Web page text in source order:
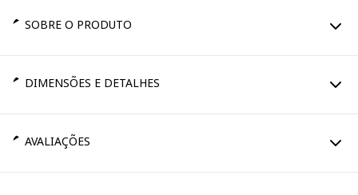
SOBRE O PRODUTO
DIMENSÕES E DETALHES
AVALIAÇÕES